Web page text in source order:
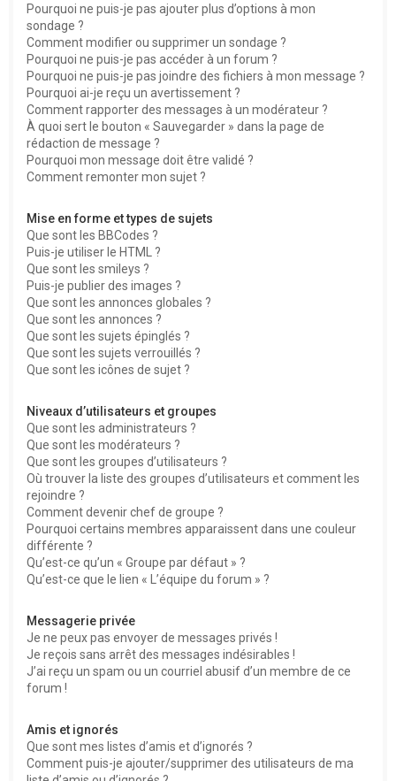
Pourquoi ne puis-je pas ajouter plus d’options à mon
sondage ?
Comment modifier ou supprimer un sondage ?
Pourquoi ne puis-je pas accéder à un forum ?
Pourquoi ne puis-je pas joindre des fichiers à mon message ?
Pourquoi ai-je reçu un avertissement ?
Comment rapporter des messages à un modérateur ?
À quoi sert le bouton « Sauvegarder » dans la page de
rédaction de message ?
Pourquoi mon message doit être validé ?
Comment remonter mon sujet ?
Mise en forme et types de sujets
Que sont les BBCodes ?
Puis-je utiliser le HTML ?
Que sont les smileys ?
Puis-je publier des images ?
Que sont les annonces globales ?
Que sont les annonces ?
Que sont les sujets épinglés ?
Que sont les sujets verrouillés ?
Que sont les icônes de sujet ?
Niveaux d’utilisateurs et groupes
Que sont les administrateurs ?
Que sont les modérateurs ?
Que sont les groupes d’utilisateurs ?
Où trouver la liste des groupes d’utilisateurs et comment les
rejoindre ?
Comment devenir chef de groupe ?
Pourquoi certains membres apparaissent dans une couleur
différente ?
Qu’est-ce qu’un « Groupe par défaut » ?
Qu’est-ce que le lien « L’équipe du forum » ?
Messagerie privée
Je ne peux pas envoyer de messages privés !
Je reçois sans arrêt des messages indésirables !
J’ai reçu un spam ou un courriel abusif d’un membre de ce
forum !
Amis et ignorés
Que sont mes listes d’amis et d’ignorés ?
Comment puis-je ajouter/supprimer des utilisateurs de ma